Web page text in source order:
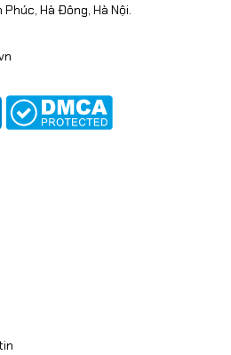
Phúc, Hà Đông, Hà Nội.